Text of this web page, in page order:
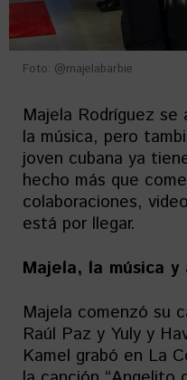
Foto: @majelabarbie
Majela Rodríguez
la música, pero
joven cubana ya
hecho más que
colaboraciones,
está por llegar.
Majela, la música y
Majela comenzó su
Raúl Paz y Yuly y
Kamel grabó en La